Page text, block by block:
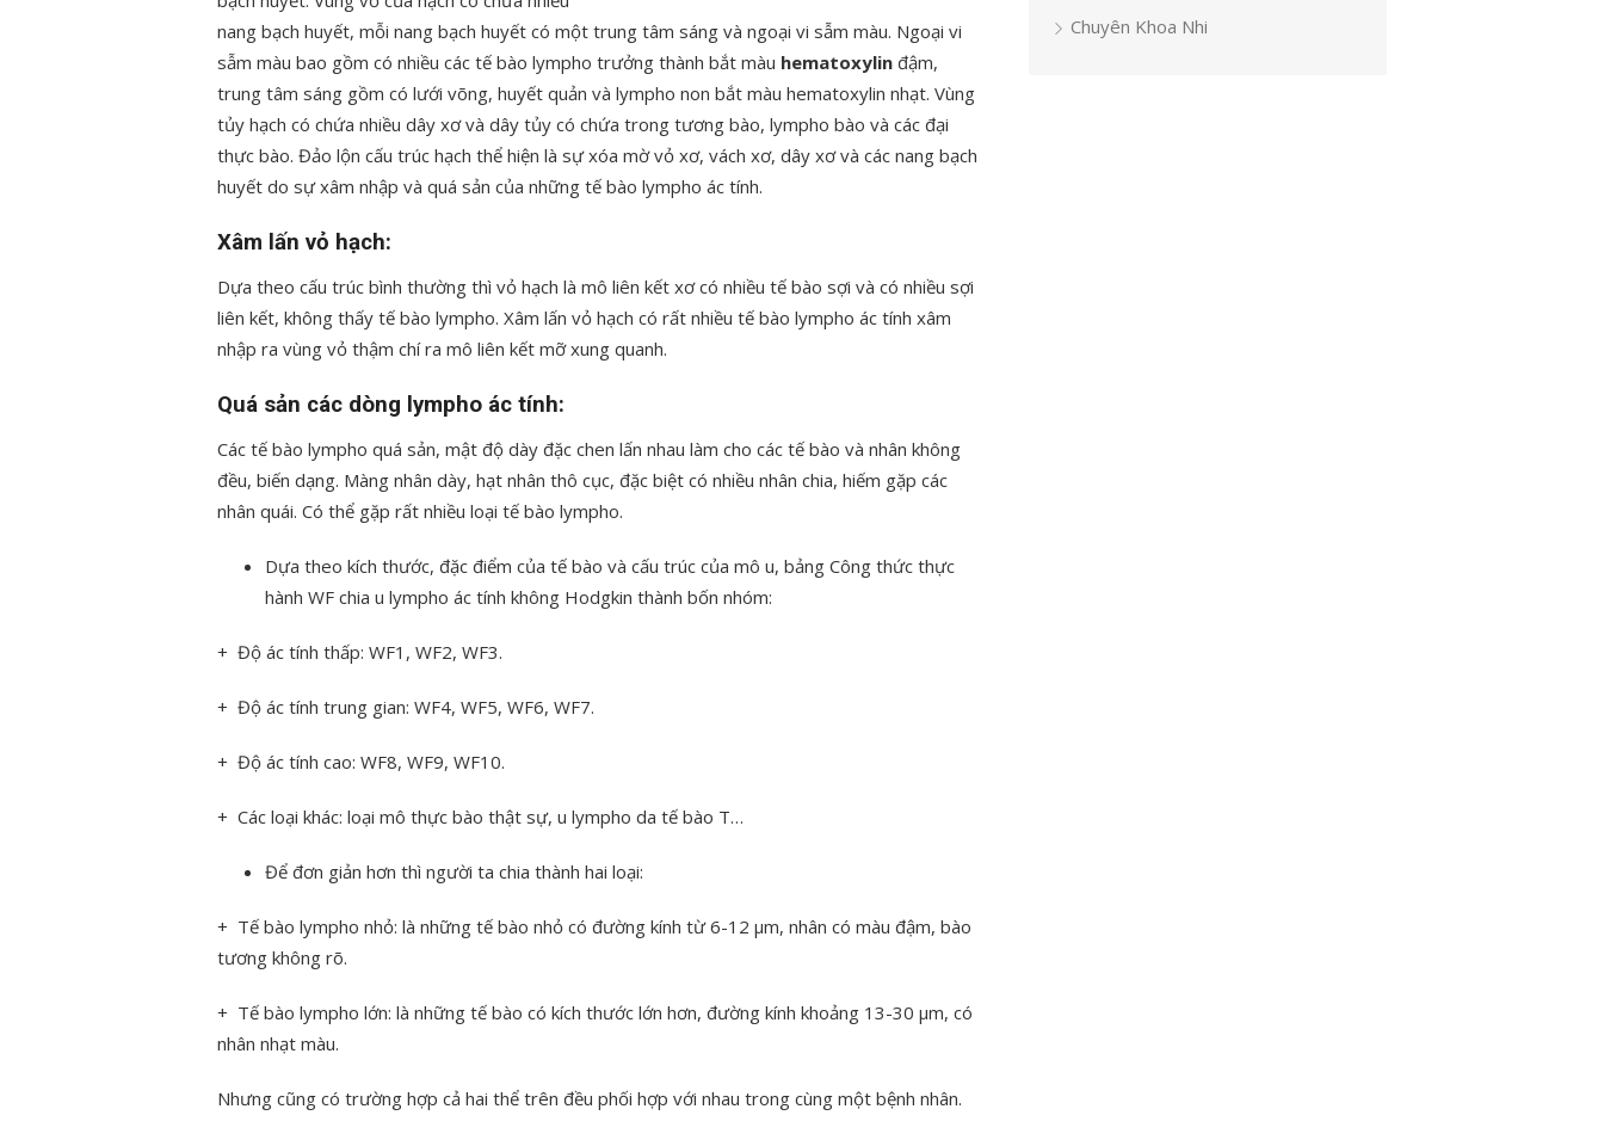
nang bạch huyết, mỗi nang bạch huyết có một trung tâm sáng và ngoại vi sẫm màu. Ngoại vi
sẫm màu bao gồm có nhiều các tế bào lympho trưởng thành bắt màu hematoxylin đậm,
trung tâm sáng gồm có lưới võng, huyết quản và lympho non bắt màu hematoxylin nhạt. Vùng
tủy hạch có chứa nhiều dây xơ và dây tủy có chứa trong tương bào, lympho bào và các đại
thực bào. Đảo lộn cấu trúc hạch thể hiện là sự xóa mờ vỏ xơ, vách xơ, dây xơ và các nang bạch
huyết do sự xâm nhập và quá sản của những tế bào lympho ác tính.
Xâm lấn vỏ hạch:
Dựa theo cấu trúc bình thường thì vỏ hạch là mô liên kết xơ có nhiều tế bào sợi và có nhiều sợi
liên kết, không thấy tế bào lympho. Xâm lấn vỏ hạch có rất nhiều tế bào lympho ác tính xâm
nhập ra vùng vỏ thậm chí ra mô liên kết mỡ xung quanh.
Quá sản các dòng lympho ác tính:
Các tế bào lympho quá sản, mật độ dày đặc chen lấn nhau làm cho các tế bào và nhân không
đều, biến dạng. Màng nhân dày, hạt nhân thô cục, đặc biệt có nhiều nhân chia, hiếm gặp các
nhân quái. Có thể gặp rất nhiều loại tế bào lympho.
Dựa theo kích thước, đặc điểm của tế bào và cấu trúc của mô u, bảng Công thức thực
hành WF chia u lympho ác tính không Hodgkin thành bốn nhóm:
+ Độ ác tính thấp: WF1 , WF2, WF3.
+ Độ ác tính trung gian: WF4, WF5, WF6, WF7.
+ Độ ác tính cao: WF8, WF9, WF10.
+ Các loại khác: loại mô thực bào thật sự, u lympho da tế bào T…
Để đơn giản hơn thì người ta chia thành hai loại:
+ Tế bào lympho nhỏ: là những tế bào nhỏ có đường kính từ 6-12 µm, nhân có màu đậm, bào
tương không rõ.
+ Tế bào lympho lớn: là những tế bào có kích thước lớn hơn, đường kính khoảng 13-30 µm, có
nhân nhạt màu.
Nhưng cũng có trường hợp cả hai thể trên đều phối hợp với nhau trong cùng một bệnh nhân.
Chuyên Khoa Nhi